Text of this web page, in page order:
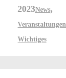
2023News,
Veranstaltungen
Wichtiges